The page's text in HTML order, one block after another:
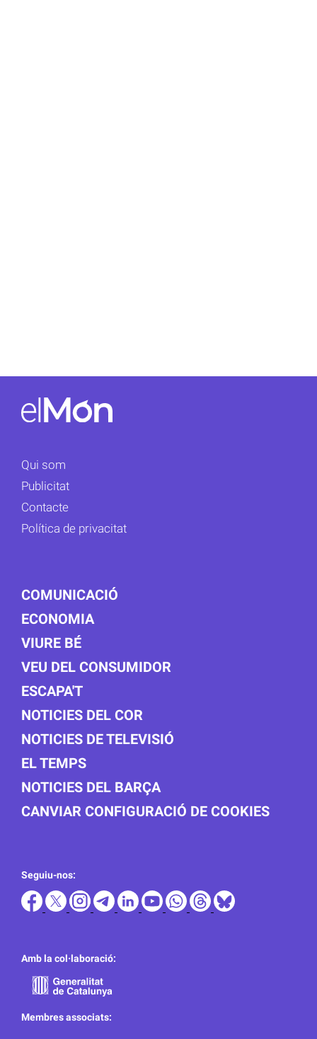
Qui som
Publicitat
Contacte
Política de privacitat
COMUNICACIÓ
ECONOMIA
VIURE BÉ
VEU DEL CONSUMIDOR
ESCAPA'T
NOTICIES DEL COR
NOTICIES DE TELEVISIÓ
EL TEMPS
NOTICIES DEL BARÇA
CANVIAR CONFIGURACIÓ DE COOKIES
Seguiu-nos:
Amb la col·laboració:
Membres associats: